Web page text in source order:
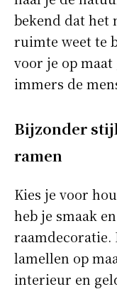
bekend dat het
ruimte weet te
voor je op
immers de
Bijzonder
ramen
Kies je voor
heb je smaak
raamdecoratie.
lamellen op
interieur en